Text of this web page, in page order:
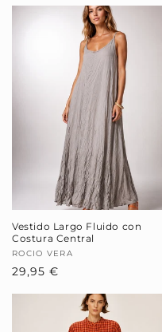
Vestido Largo Fluido con
Costura Central
Proveedor:
ROCIO VERA
Precio
29,95 €